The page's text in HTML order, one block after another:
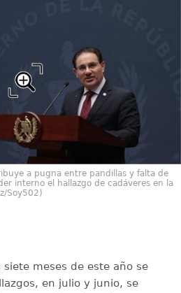
a pugna entre pandillas y falta de
interno el hallazgo de cadáveres en la
Soy502)
meses de este año se
en julio y junio, se